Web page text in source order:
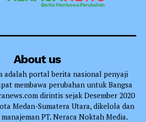
About us
adalah portal berita nasional penyaji
membawa perubahan untuk Bangsa
dirintis sejak Desember 2020
Medan-Sumatera Utara, dikelola dan
PT. Neraca Noktah Media.